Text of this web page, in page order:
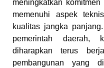
meningkatkan
memenuhi aspek
kualitas jangka
pemerintah daerah,
diharapkan terus
pembangunan yang